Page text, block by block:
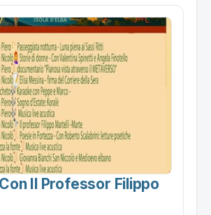
Il Professor Filippo